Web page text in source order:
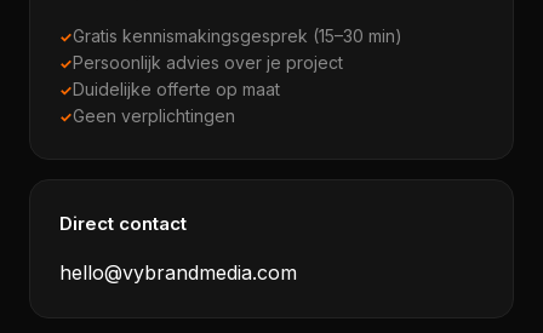
Gratis kennismakingsgesprek (15–30 min)
Persoonlijk advies over je project
Duidelijke offerte op maat
Geen verplichtingen
Direct contact
hello@vybrandmedia.com